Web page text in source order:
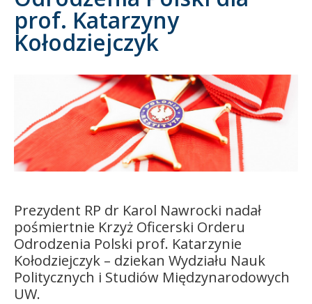
Kandydat
prof. Katarzyny
Kołodziejczyk
Prezydent RP dr Karol Nawrocki nadał
pośmiertnie Krzyż Oficerski Orderu
Odrodzenia Polski prof. Katarzynie
Kołodziejczyk – dziekan Wydziału Nauk
Politycznych i Studiów Międzynarodowych
UW.